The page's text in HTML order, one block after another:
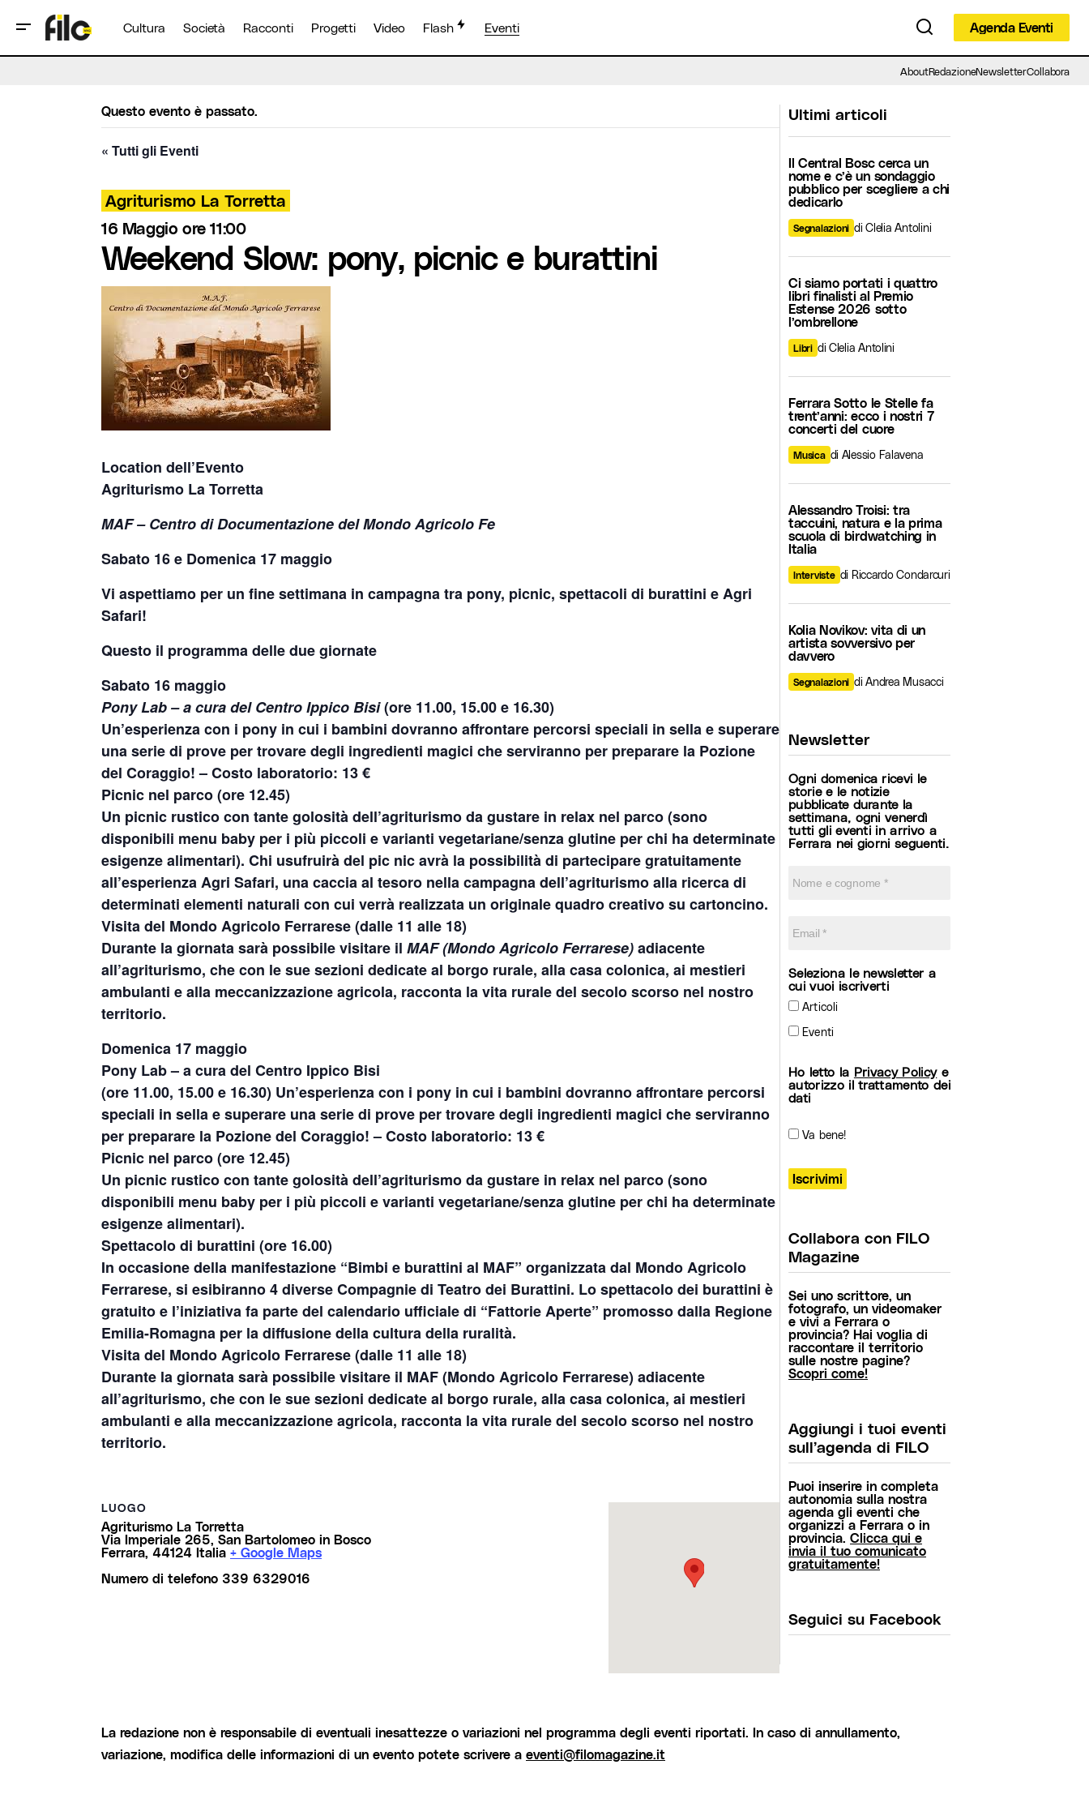
Cultura Società Racconti Progetti Video Flash Eventi
Agenda Eventi
Agenda Eventi
AboutRedazioneNewsletterCollabora
Questo evento è passato.
« Tutti gli Eventi
Agriturismo La Torretta
16 Maggio ore 11:00
Weekend Slow: pony, picnic e burattini
Location dell’Evento
Agriturismo La Torretta
MAF – Centro di Documentazione del Mondo Agricolo Fe
Sabato 16 e Domenica 17 maggio
Vi aspettiamo per un fine settimana in campagna tra pony, picnic, spettacoli di burattini e Agri
Safari!
Questo il programma delle due giornate
Sabato 16 maggio
Pony Lab – a cura del Centro Ippico Bisi(ore 11.00, 15.00 e 16.30)
Un’esperienza con i pony in cui i bambini dovranno affrontare percorsi speciali in sella e superare
una serie di prove per trovare degli ingredienti magici che serviranno per preparare la Pozione
del Coraggio! – Costo laboratorio: 13 €
Picnic nel parco(ore 12.45)
Un picnic rustico con tante golosità dell’agriturismo da gustare in relax nel parco (sono
disponibili menu baby per i più piccoli e varianti vegetariane/senza glutine per chi ha determinate
esigenze alimentari). Chi usufruirà del pic nic avrà la possibilità di partecipare gratuitamente
all’esperienza Agri Safari, una caccia al tesoro nella campagna dell’agriturismo alla ricerca di
determinati elementi naturali con cui verrà realizzata un originale quadro creativo su cartoncino.
Visita del Mondo Agricolo Ferrarese(dalle 11 alle 18)
Durante la giornata sarà possibile visitare il MAF (Mondo Agricolo Ferrarese)adiacente
all’agriturismo, che con le sue sezioni dedicate al borgo rurale, alla casa colonica, ai mestieri
ambulanti e alla meccanizzazione agricola, racconta la vita rurale del secolo scorso nel nostro
territorio.
Domenica 17 maggio
Pony Lab – a cura del Centro Ippico Bisi
(ore 11.00, 15.00 e 16.30) Un’esperienza con i pony in cui i bambini dovranno affrontare percorsi
speciali in sella e superare una serie di prove per trovare degli ingredienti magici che serviranno
per preparare la Pozione del Coraggio! – Costo laboratorio: 13 €
Picnic nel parco (ore 12.45)
Un picnic rustico con tante golosità dell’agriturismo da gustare in relax nel parco (sono
disponibili menu baby per i più piccoli e varianti vegetariane/senza glutine per chi ha determinate
esigenze alimentari).
Spettacolo di burattini (ore 16.00)
In occasione della manifestazione “Bimbi e burattini al MAF” organizzata dal Mondo Agricolo
Ferrarese, si esibiranno 4 diverse Compagnie di Teatro dei Burattini. Lo spettacolo dei burattini è
gratuito e l’iniziativa fa parte del calendario ufficiale di “Fattorie Aperte” promosso dalla Regione
Emilia-Romagna per la diffusione della cultura della ruralità.
Visita del Mondo Agricolo Ferrarese (dalle 11 alle 18)
Durante la giornata sarà possibile visitare il MAF (Mondo Agricolo Ferrarese) adiacente
all’agriturismo, che con le sue sezioni dedicate al borgo rurale, alla casa colonica, ai mestieri
ambulanti e alla meccanizzazione agricola, racconta la vita rurale del secolo scorso nel nostro
territorio.
LUOGO
Agriturismo La Torretta
Via Imperiale 265, San Bartolomeo in Bosco
Ferrara, 44124 Italia + Google Maps
Numero di telefono 339 6329016
Ultimi articoli
Il Central Bosc cerca un
nome e c’è un sondaggio
pubblico per scegliere a chi
dedicarlo
Segnalazioni di Clelia Antolini
Ci siamo portati i quattro
libri finalisti al Premio
Estense 2026 sotto
l’ombrellone
Libri di Clelia Antolini
Ferrara Sotto le Stelle fa
trent’anni: ecco i nostri 7
concerti del cuore
Musica di Alessio Falavena
Alessandro Troisi: tra
taccuini, natura e la prima
scuola di birdwatching in
Italia
Interviste di Riccardo Condarcuri
Kolia Novikov: vita di un
artista sovversivo per
davvero
Segnalazioni di Andrea Musacci
Newsletter
Ogni domenica ricevi le
storie e le notizie
pubblicate durante la
settimana, ogni venerdì
tutti gli eventi in arrivo a
Ferrara nei giorni seguenti.
Seleziona le newsletter a
cui vuoi iscriverti
Articoli
Eventi
Ho letto la Privacy Policye
autorizzo il trattamento dei
dati
Va bene!
Collabora con FILO
Magazine
Sei uno scrittore, un
fotografo, un videomaker
e vivi a Ferrara o
provincia? Hai voglia di
raccontare il territorio
sulle nostre pagine?
Scopri come!
Aggiungi i tuoi eventi
sull’agenda di FILO
Puoi inserire in completa
autonomia sulla nostra
agenda gli eventi che
organizzi a Ferrara o in
provincia. Clicca qui e
invia il tuo comunicato
gratuitamente!
Seguici su Facebook
La redazione non è responsabile di eventuali inesattezze o variazioni nel programma degli eventi riportati. In caso di annullamento,
variazione, modifica delle informazioni di un evento potete scrivere a eventi@filomagazine.it